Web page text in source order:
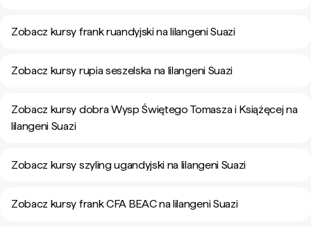
Zobacz kursy frank ruandyjski na lilangeni Suazi
Zobacz kursy rupia seszelska na lilangeni Suazi
Zobacz kursy dobra Wysp Świętego Tomasza i Książęcej na
lilangeni Suazi
Zobacz kursy szyling ugandyjski na lilangeni Suazi
Zobacz kursy frank CFA BEAC na lilangeni Suazi